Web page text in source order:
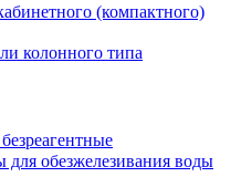
(компактного)
колонного типа
для обезжелезивания воды